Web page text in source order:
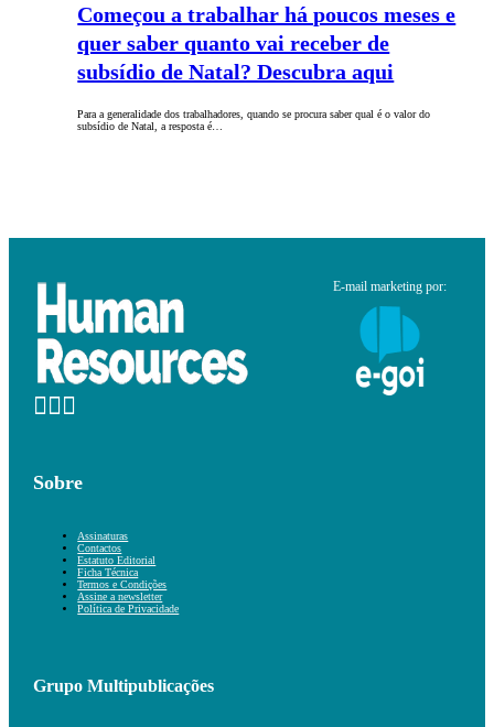
Começou a trabalhar há poucos meses e
quer saber quanto vai receber de
subsídio de Natal? Descubra aqui
Para a generalidade dos trabalhadores, quando se procura saber qual é o valor do
subsídio de Natal, a resposta é…
E-mail marketing por:
Sobre
Assinaturas
Contactos
Estatuto Editorial
Ficha Técnica
Termos e Condições
Assine a newsletter
Política de Privacidade
Grupo Multipublicações